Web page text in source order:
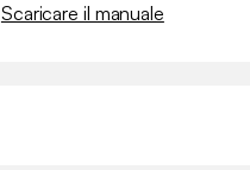
Scaricare il manuale